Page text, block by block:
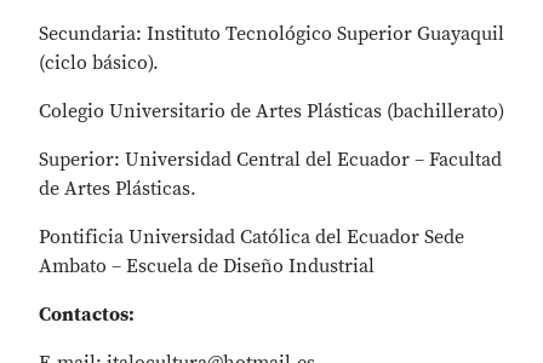
Secundaria: Instituto Tecnológico Superior Guayaquil
(ciclo básico).
Colegio Universitario de Artes Plásticas (bachillerato)
Superior: Universidad Central del Ecuador – Facultad
de Artes Plásticas.
Pontificia Universidad Católica del Ecuador Sede
Ambato – Escuela de Diseño Industrial
Contactos: